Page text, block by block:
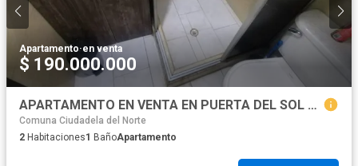
Apartamento·en venta
$ 190.000.000
APARTAMENTO EN VENTA EN PUERTA DEL SOL MANIZALES
Comuna Ciudadela del Norte
2 Habitaciones1 BañoApartamento